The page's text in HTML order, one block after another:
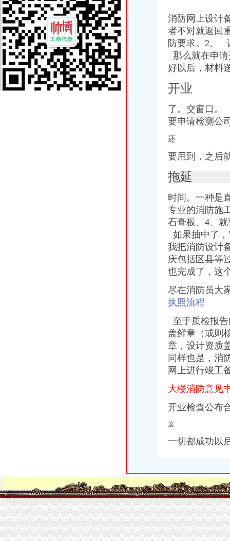
重庆代办尼泊尔签证_重庆尼泊尔签证代办流程383_重庆签证中介
重庆市一方财务代理有限公司_【电话地址_招聘信息_注册信息_信用信
百业网_为企业,做推广
重庆代办埃塞俄比亚签证_重庆埃塞俄比亚签证代办流程378_重庆签证
重庆居住证办理全攻略,有了它以后再也不用愁了！_搜狐财经_搜狐网
南岸:着眼基层看问题心系群众惠民生(组图)_网易新闻
重庆巴南区营业执照代理找【渝力财务】-重庆商业街-重庆购物狂
百业网_为企业,做推广
重庆市一方财务代理有限公司_【信用信息_诉讼信息_财务信息_注册信
代理公司注册_公司变更_工商注册代理代办_注册公司流程及费用-重庆
（机场路）白云区工商注册,广州营业执照办理-广州58同城
重庆代办营业执照哪家好?营业执照年检流程是怎么样的_一诺财务i_
重庆市一方财务代理有限公司招聘信息_电话_地址-智联招聘
重庆营业执照代办|重庆代帐公司|重庆恒茂投资管理有限公司-重庆帅博
代理公司注册_公司变更_工商注册代理代办_注册公司流程及费用-重庆
重庆代办埃塞俄比亚签证_重庆埃塞俄比亚签证代办流程378_重庆签证
丰台区代办营业执照,丰台区代办营业执照流程及费用|北京公司注册
南岸区工商企业办理营业执照的流程_第1页_中国杂谈！_人文_西祠胡同
重庆市南岸区营业执照办理营业执照怎么办理-益记财务公司_【会计服
重庆代办营业执照的相关文件及流程_重庆慢牛工商咨询_新浪博客
南岸营业执照资料代办电话营业执照办理-益记财务_【会计服务】-威
【58同城】重庆南岸南坪工商注册_公司注册代理_代办注册公司价格
【58同城】重庆南岸南坪工商注册_公司注册代理_代办注册公司价格
重庆公司变更：老会计代账/重庆主城区工商营业执照全程代办/会计实-
【代办重庆主城区营业执证、代账报税、旧账整理工商注册】江
【重庆南岸区专利信息服务平台|专利注册|公司专利申请注册】-重庆赶
【重庆西彭办理工商执照流程,代办营业执照】价格,厂家,图片,公
快办理注册公司,办理营业执照入驻网店企业店铺
代办营业执照公司增资验资变更迁移税务咨询重庆工商年检今题网
重庆公司注册,渝北区代理记账,工商注册地址托管
消防网上设计
者不对就返回
防要求。2、
那么就在申
好以后，材料
开业
了。交窗口。
要申请检测
还
要用到，之后
拖延
时间。一种是
专业的消防施
石膏板、 4、
如果抽中了
我把消防设计
庆包括区县等
也完成了，这
尽在消防员大
执照流程
至于质检报
盖鲜章（或则
章，设计资质
同样也是，消
网上进行竣工
大楼消防意见
开业检查公布
这
一切都成功以